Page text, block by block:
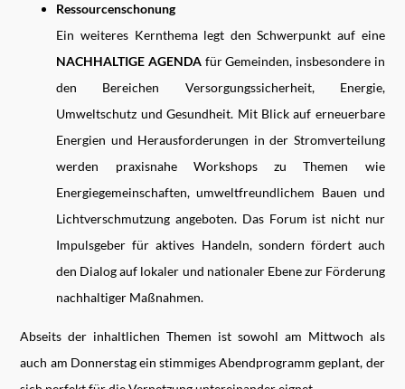
Ressourcenschonung
Ein weiteres Kernthema legt den Schwerpunkt auf eine
NACHHALTIGE AGENDA für Gemeinden, insbesondere in
den Bereichen Versorgungssicherheit, Energie,
Umweltschutz und Gesundheit. Mit Blick auf erneuerbare
Energien und Herausforderungen in der Stromverteilung
werden praxisnahe Workshops zu Themen wie
Energiegemeinschaften, umweltfreundlichem Bauen und
Lichtverschmutzung angeboten. Das Forum ist nicht nur
Impulsgeber für aktives Handeln, sondern fördert auch
den Dialog auf lokaler und nationaler Ebene zur Förderung
nachhaltiger Maßnahmen.
Abseits der inhaltlichen Themen ist sowohl am Mittwoch als
auch am Donnerstag ein stimmiges Abendprogramm geplant, der